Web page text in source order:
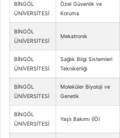
BİNGÖL
ÜNİVERSİTESİ
Özel Güvenlik ve
Koruma
BİNGÖL
ÜNİVERSİTESİ
Mekatronik
BİNGÖL
ÜNİVERSİTESİ
Sağlık Bilgi Sistemleri
Teknikerliği
BİNGÖL
ÜNİVERSİTESİ
Moleküler Biyoloji ve
Genetik
BİNGÖL
ÜNİVERSİTESİ
Yaşlı Bakımı (İÖ)